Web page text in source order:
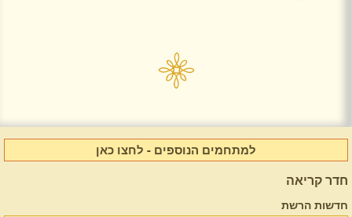
למתחמים הנוספים - לחצו כאן
חדר קריאה
חדשות הרשת